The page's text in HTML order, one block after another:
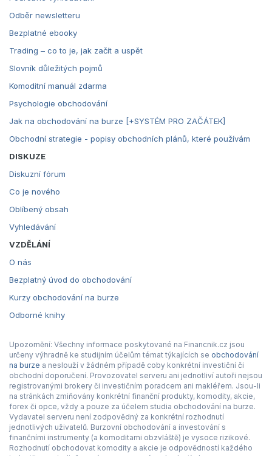
Odběr newsletteru
Bezplatné ebooky
Trading – co to je, jak začít a uspět
Slovník důležitých pojmů
Komoditní manuál zdarma
Psychologie obchodování
Jak na obchodování na burze [+SYSTÉM PRO ZAČÁTEK]
Obchodní strategie - popisy obchodních plánů, které používám
DISKUZE
Diskuzní fórum
Co je nového
Oblíbený obsah
Vyhledávání
VZDĚLÁNÍ
O nás
Bezplatný úvod do obchodování
Kurzy obchodování na burze
Odborné knihy
Upozornění: Všechny informace poskytované na Financnik.cz jsou
určeny výhradně ke studijním účelům témat týkajících se obchodování
na burze a neslouží v žádném případě coby konkrétní investiční či
obchodní doporučení. Provozovatel serveru ani jednotliví autoři nejsou
registrovanými brokery či investičním poradcem ani makléřem. Jsou-li
na stránkách zmiňovány konkrétní finanční produkty, komodity, akcie,
forex či opce, vždy a pouze za účelem studia obchodování na burze.
Vydavatel serveru není zodpovědný za konkrétní rozhodnutí
jednotlivých uživatelů. Burzovní obchodování a investování s
finančními instrumenty (a komoditami obzvláště) je vysoce rizikové.
Rozhodnutí obchodovat komodity a akcie je odpovědností každého